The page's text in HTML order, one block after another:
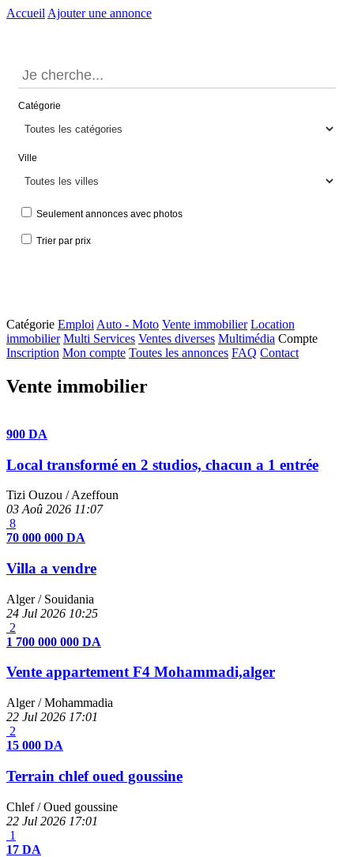
Accueil Ajouter une annonce
Catégorie
Ville
Seulement annonces avec photos
Trier par prix
Catégorie Emploi Auto - Moto Vente immobilier Location
immobilier Multi Services Ventes diverses Multimédia Compte
Inscription Mon compte Toutes les annonces FAQ Contact
Vente immobilier
900 DA
Local transformé en 2 studios, chacun a 1 entrée
Tizi Ouzou / Azeffoun
03 Aoû 2026 11:07
8
70 000 000 DA
Villa a vendre
Alger/ Souidania
24 Jul 2026 10:25
2
1 700 000 000 DA
Vente appartement F4 Mohammadi,alger
Alger/ Mohammadia
22 Jul 2026 17:01
2
15 000 DA
Terrain chlef oued goussine
Chlef/ Oued goussine
22 Jul 2026 17:01
1
17 DA